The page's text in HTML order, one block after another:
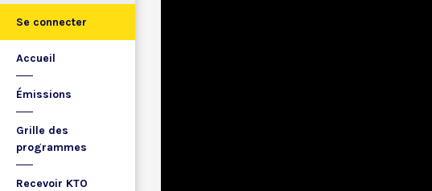
Se connecter
Accueil
Émissions
Grille des
programmes
Recevoir KTO